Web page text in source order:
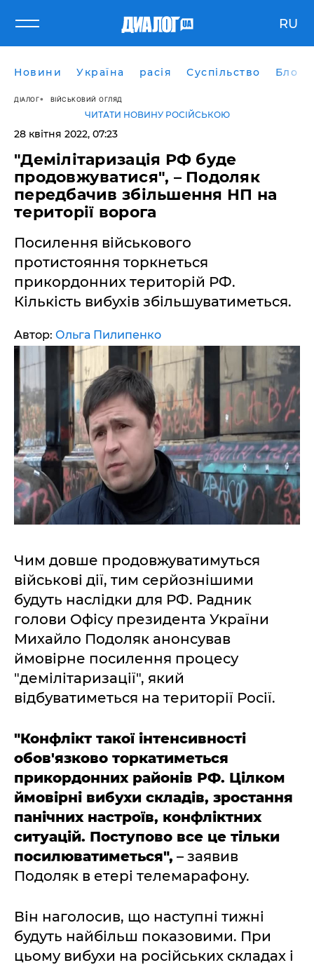
RU
Новини Україна расія Суспільство Блоги
ДІАЛОГ ВІЙСЬКОВИЙ ОГЛЯД
ЧИТАТИ НОВИНУ РОСІЙСЬКОЮ
28 квітня 2022, 07:23
"Демілітаризація РФ буде
продовжуватися", – Подоляк
передбачив збільшення НП на
території ворога
Посилення військового
протистояння торкнеться
прикордонних територій РФ.
Кількість вибухів збільшуватиметься.
Автор: Ольга Пилипенко
Чим довше продовжуватимуться
військові дії, тим серйознішими
будуть наслідки для РФ. Радник
голови Офісу президента України
Михайло Подоляк анонсував
ймовірне посилення процесу
"демілітаризації", який
відбуватиметься на території Росії.
"Конфлікт такої інтенсивності
обов'язково торкатиметься
прикордонних районів РФ. Цілком
ймовірні вибухи складів, зростання
панічних настроїв, конфліктних
ситуацій. Поступово все це тільки
посилюватиметься", – заявив
Подоляк в етері телемарафону.
Він наголосив, що наступні тижні
будуть найбільш показовими. При
цьому вибухи на російських складах і